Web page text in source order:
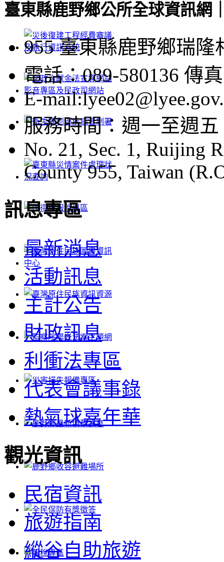
臺東縣鹿野鄉公所全球資訊網
955 臺東縣鹿野鄉瑞隆
電話：089-580136 傳
E-
服務時間：週一至週五
No. 21, Sec. 1, Ruijing
County 955, Taiwan
訊息專區
最新消息
活動訊息
主計公告
財政訊息
利衝法專區
代表會議事錄
熱氣球嘉年華
觀光資訊
民宿資訊
旅遊指南
縱谷自助旅遊